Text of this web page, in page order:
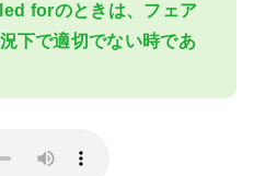
forのときは、フェア
下で適切でない時であ